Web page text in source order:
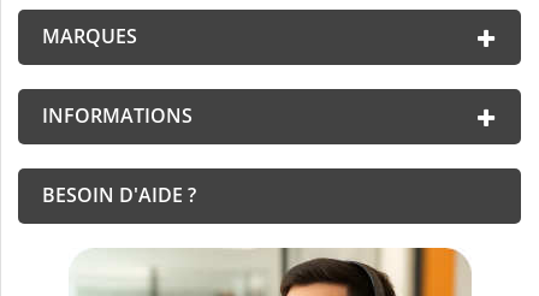
MARQUES
INFORMATIONS
BESOIN D'AIDE ?